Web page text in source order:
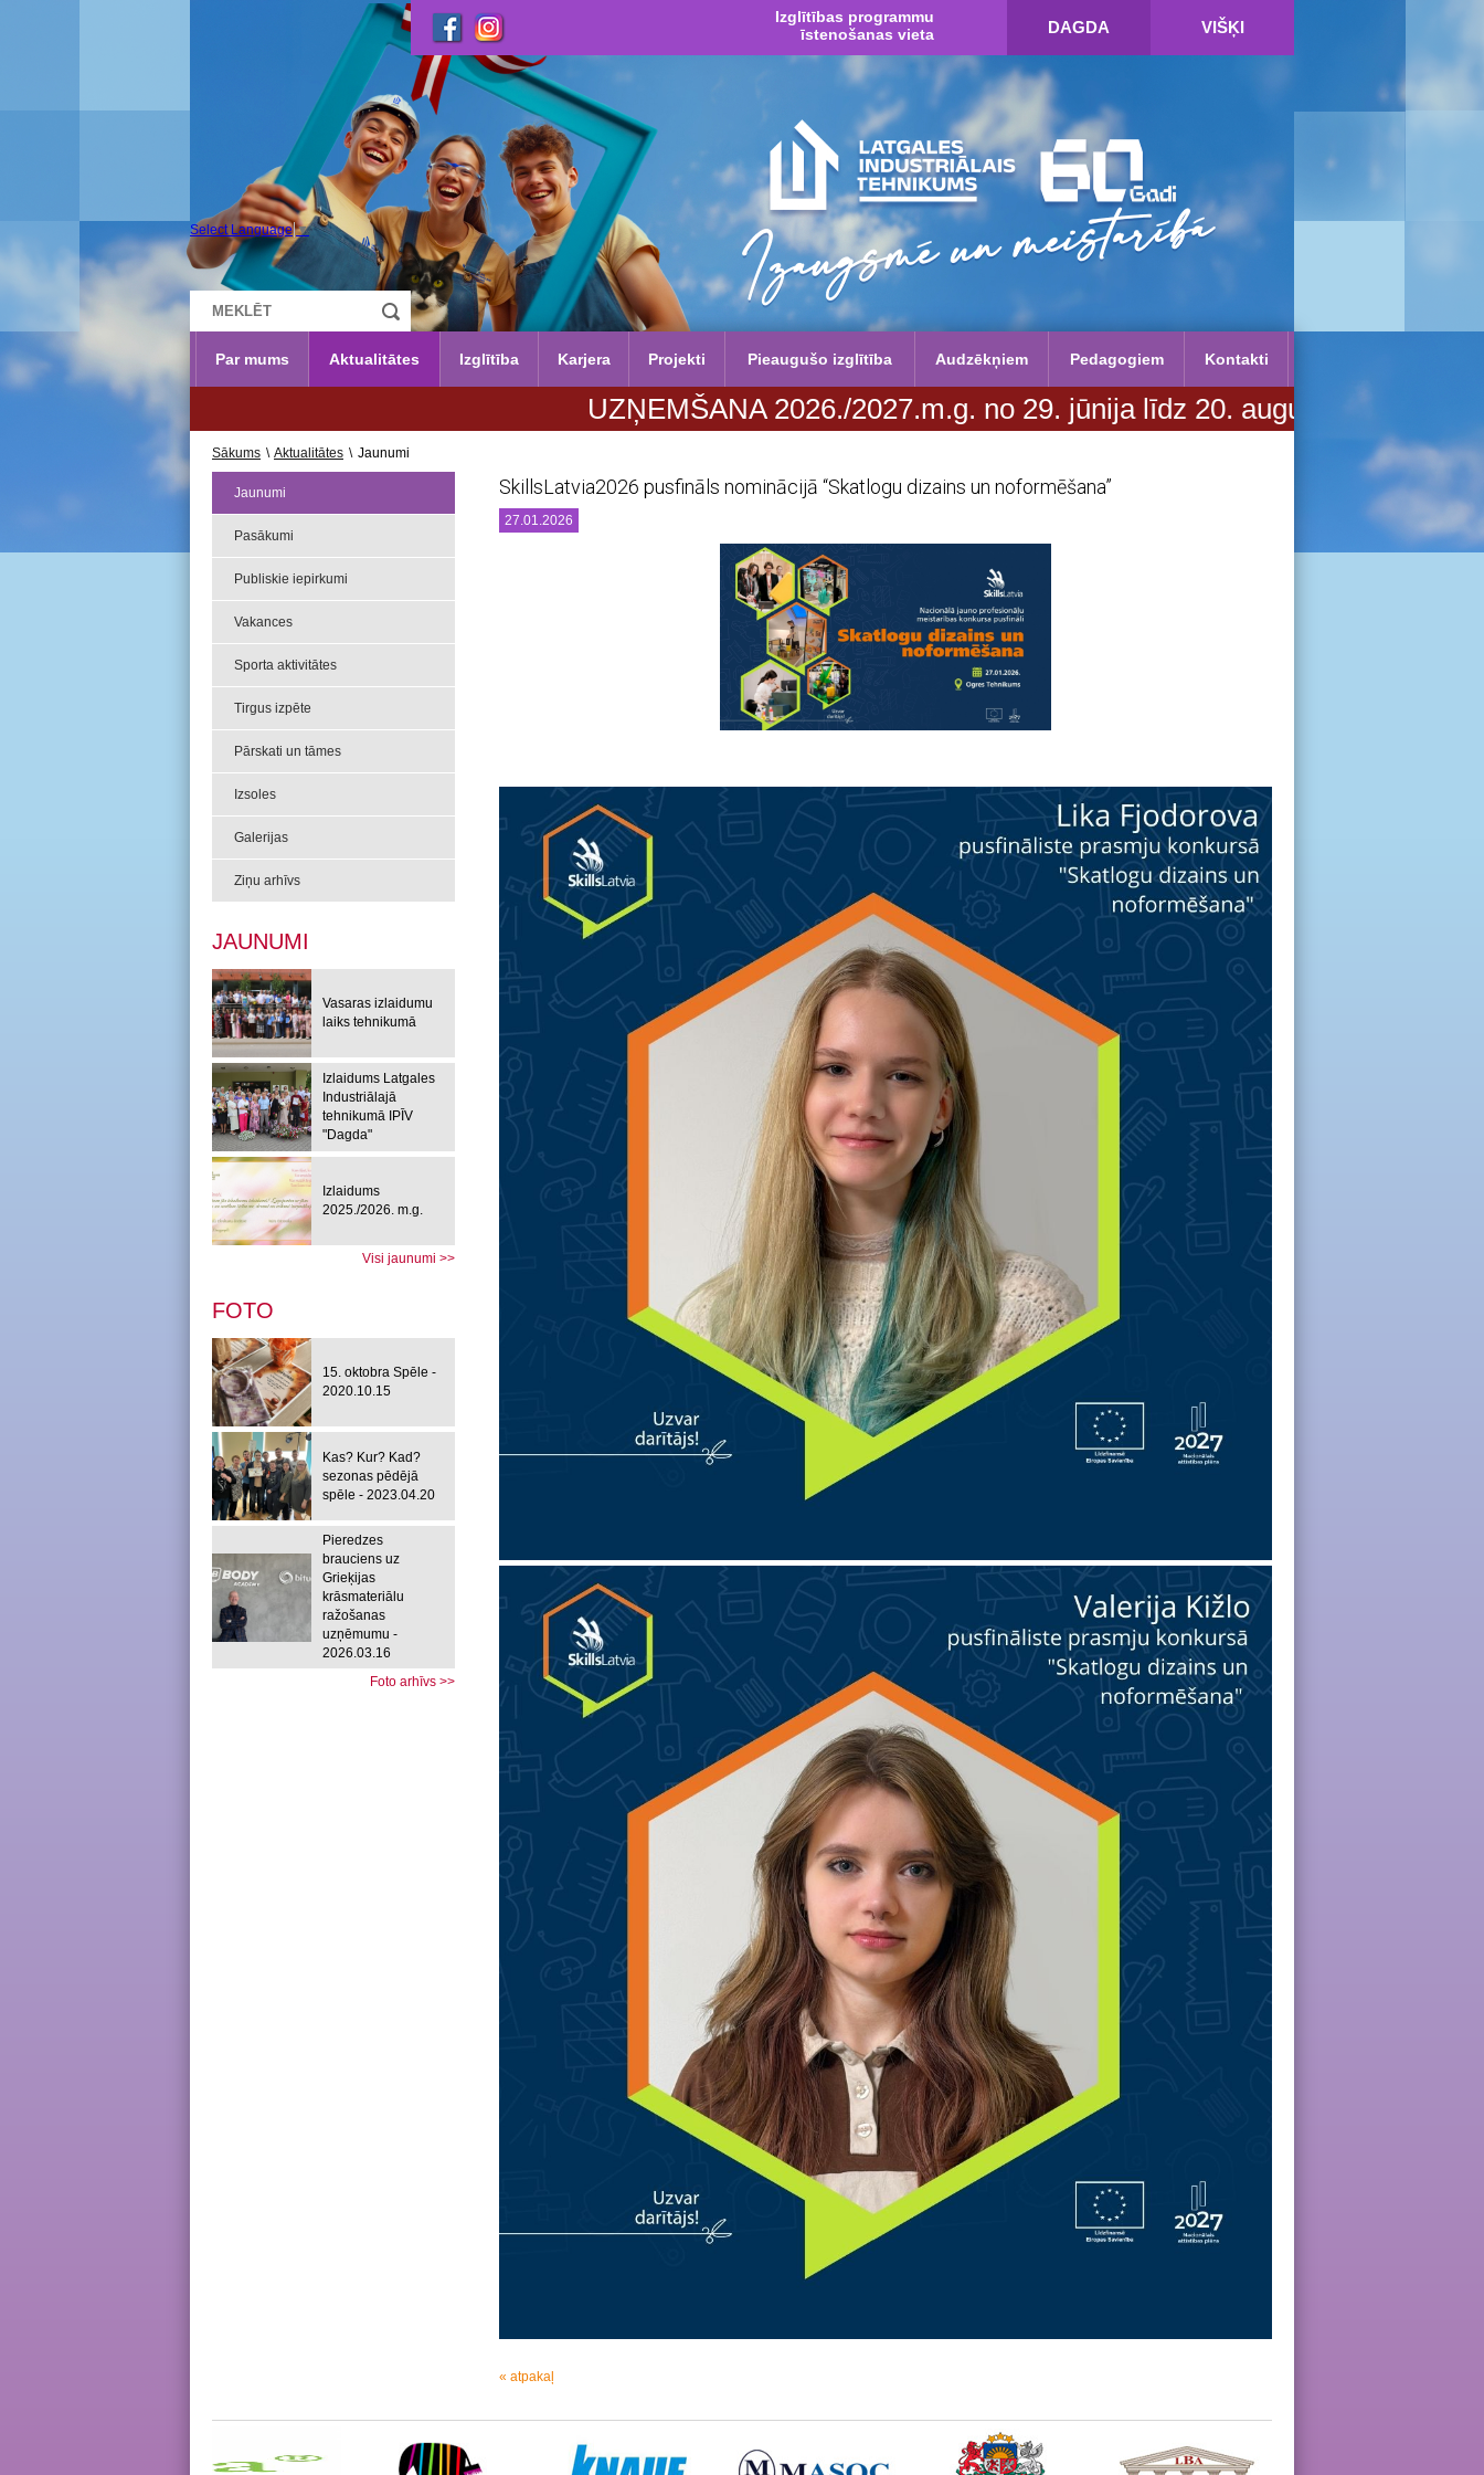
Select Language ▼
Izglītības programmu
īstenošanas vieta
DAGDA VIŠĶI
Par mums Aktualitātes Izglītība Karjera Projekti Pieaugušo izglītība Audzēkņiem Pedagogiem Kontakti
UZŅEMŠANA 2026./2027.m.g. no 29. jūnija līdz 20. augustam. Vairāk
Sākums \ Aktualitātes \ Jaunumi
Jaunumi
Pasākumi
Publiskie iepirkumi
Vakances
Sporta aktivitātes
Tirgus izpēte
Pārskati un tāmes
Izsoles
Galerijas
Ziņu arhīvs
JAUNUMI
Vasaras izlaidumu
laiks tehnikumā
Izlaidums Latgales
Industriālajā
tehnikumā IPĪV
"Dagda"
Izlaidums
2025./2026. m.g.
Visi jaunumi >>
FOTO
15. oktobra Spēle -
2020.10.15
Kas? Kur? Kad?
sezonas pēdējā
spēle - 2023.04.20
Pieredzes
brauciens uz
Grieķijas
krāsmateriālu
ražošanas
uzņēmumu -
2026.03.16
Foto arhīvs >>
SkillsLatvia2026 pusfināls nominācijā “Skatlogu dizains un noformēšana”
27.01.2026
« atpakaļ